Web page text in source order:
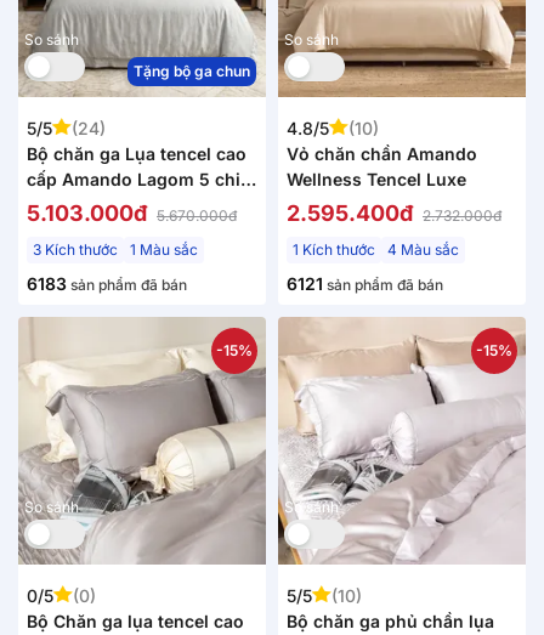
So sánh
Tặng bộ ga chun
5/5
(24)
Bộ chăn ga Lụa tencel cao
cấp Amando Lagom 5 chi
tiết Màu Xám
5.103.000đ 5.670.000đ
3 Kích thước
1 Màu sắc
6183 sản phẩm đã bán
So sánh
4.8/5
(10)
Vỏ chăn chần Amando
Wellness Tencel Luxe
2.595.400đ 2.732.000đ
1 Kích thước
4 Màu sắc
6121 sản phẩm đã bán
So sánh
-15%
0/5
(0)
Bộ Chăn ga lụa tencel cao
So sánh
-15%
5/5
(10)
Bộ chăn ga phủ chần lụa